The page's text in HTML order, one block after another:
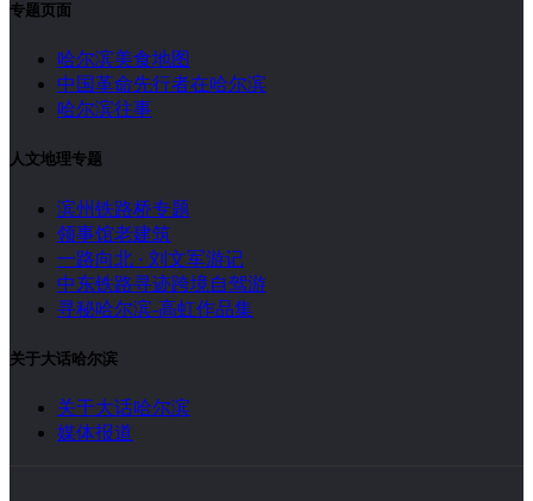
专题页面
哈尔滨美食地图
中国革命先行者在哈尔滨
哈尔滨往事
人文地理专题
滨州铁路桥专题
领事馆老建筑
一路向北 · 刘文军游记
中东铁路寻迹跨境自驾游
寻秘哈尔滨-高虹作品集
关于大话哈尔滨
关于大话哈尔滨
媒体报道